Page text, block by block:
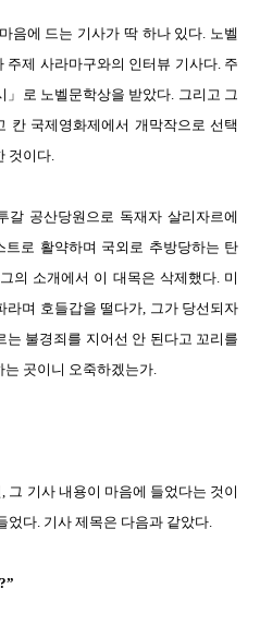
음에 드는 기사가 딱 하나 있다. 노벨
제 사라마구와의 인터뷰 기사다. 주
로 노벨문학상을 받았다. 그리고 그
칸 국제영화제에서 개막작으로 선택
것이다.
갈 공산당원으로 독재자 살리자르에
트로 활약하며 국외로 추방당하는 탄
의 소개에서 이 대목은 삭제했다. 미
라며 호들갑을 떨다가, 그가 당선되자
불경죄를 지어선 안 된다고 꼬리를
곳이니 오죽하겠는가.
그 기사 내용이 마음에 들었다는 것이
었다. 기사 제목은 다음과 같았다.